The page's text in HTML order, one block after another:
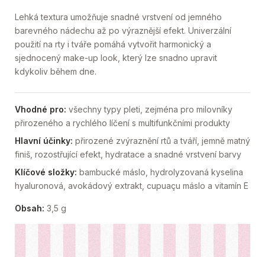
Lehká textura umožňuje snadné vrstvení od jemného
barevného nádechu až po výraznější efekt. Univerzální
použití na rty i tváře pomáhá vytvořit harmonický a
sjednocený make-up look, který lze snadno upravit
kdykoliv během dne.
Vhodné pro: všechny typy pleti, zejména pro milovníky
přirozeného a rychlého líčení s multifunkčními produkty
Hlavní účinky: přirozené zvýraznění rtů a tváří, jemně matný
finiš, rozostřující efekt, hydratace a snadné vrstvení barvy
Klíčové složky: bambucké máslo, hydrolyzovaná kyselina
hyaluronová, avokádový extrakt, cupuaçu máslo a vitamín E
Obsah: 3,5 g